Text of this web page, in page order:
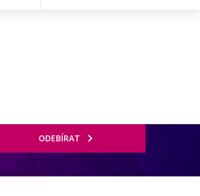
ODEBÍRAT